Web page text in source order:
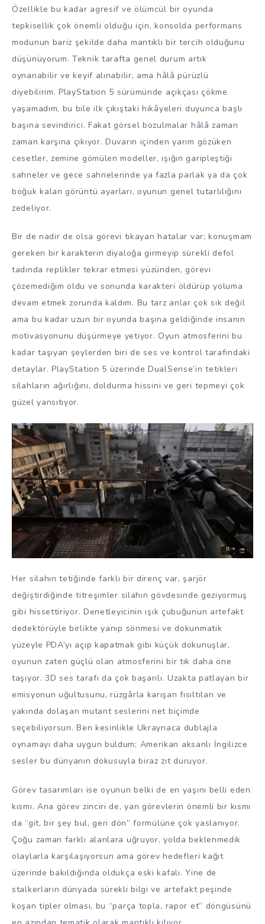
Özellikle bu kadar agresif ve ölümcül bir oyunda
tepkisellik çok önemli olduğu için, konsolda performans
modunun bariz şekilde daha mantıklı bir tercih olduğunu
düşünüyorum. Teknik tarafta genel durum artık
oynanabilir ve keyif alınabilir, ama hâlâ pürüzlü
diyebilirim. PlayStation 5 sürümünde açıkçası çökme
yaşamadım, bu bile ilk çıkıştaki hikâyeleri duyunca başlı
başına sevindirici. Fakat görsel bozulmalar hâlâ zaman
zaman karşına çıkıyor. Duvarın içinden yarım gözüken
cesetler, zemine gömülen modeller, ışığın garipleştiği
sahneler ve gece sahnelerinde ya fazla parlak ya da çok
boğuk kalan görüntü ayarları, oyunun genel tutarlılığını
zedeliyor.
Bir de nadir de olsa görevi tıkayan hatalar var; konuşmam
gereken bir karakterin diyaloğa girmeyip sürekli defol
tadında replikler tekrar etmesi yüzünden, görevi
çözemediğim oldu ve sonunda karakteri öldürüp yoluma
devam etmek zorunda kaldım. Bu tarz anlar çok sık değil
ama bu kadar uzun bir oyunda başına geldiğinde insanın
motivasyonunu düşürmeye yetiyor. Oyun atmosferini bu
kadar taşıyan şeylerden biri de ses ve kontrol tarafındaki
detaylar. PlayStation 5 üzerinde DualSense’in tetikleri
silahların ağırlığını, doldurma hissini ve geri tepmeyi çok
güzel yansıtıyor.
Her silahın tetiğinde farklı bir direnç var, şarjör
değiştirdiğinde titreşimler silahın gövdesinde geziyormuş
gibi hissettiriyor. Denetleyicinin ışık çubuğunun artefakt
dedektörüyle birlikte yanıp sönmesi ve dokunmatik
yüzeyle PDA’yı açıp kapatmak gibi küçük dokunuşlar,
oyunun zaten güçlü olan atmosferini bir tık daha öne
taşıyor. 3D ses tarafı da çok başarılı. Uzakta patlayan bir
emisyonun uğultusunu, rüzgârla karışan fısıltıları ve
yakında dolaşan mutant seslerini net biçimde
seçebiliyorsun. Ben kesinlikle Ukraynaca dublajla
oynamayı daha uygun buldum; Amerikan aksanlı İngilizce
sesler bu dünyanın dokusuyla biraz zıt duruyor.
Görev tasarımları ise oyunun belki de en yaşını belli eden
kısmı. Ana görev zinciri de, yan görevlerin önemli bir kısmı
da “git, bir şey bul, geri dön” formülüne çok yaslanıyor.
Çoğu zaman farklı alanlara uğruyor, yolda beklenmedik
olaylarla karşılaşıyorsun ama görev hedefleri kağıt
üzerinde bakıldığında oldukça eski kafalı. Yine de
stalkerların dünyada sürekli bilgi ve artefakt peşinde
koşan tipler olması, bu “parça topla, rapor et” döngüsünü